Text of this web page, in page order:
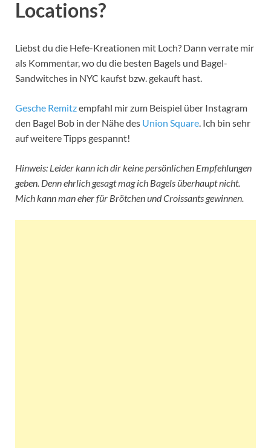
Locations?
Liebst du die Hefe-Kreationen mit Loch? Dann verrate mir
als Kommentar, wo du die besten Bagels und Bagel-
Sandwitches in NYC kaufst bzw. gekauft hast.
Gesche Remitzempfahl mir zum Beispiel über Instagram
den Bagel Bob in der Nähe des Union Square . Ich bin sehr
auf weitere Tipps gespannt!
Hinweis: Leider kann ich dir keine persönlichen Empfehlungen
geben. Denn ehrlich gesagt mag ich Bagels überhaupt nicht.
Mich kann man eher für Brötchen und Croissants gewinnen.